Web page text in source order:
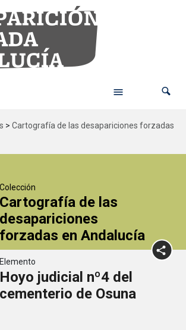
> Cartografía de las desapariciones forzadas
Colección
Cartografía de las
desapariciones
forzadas en Andalucía
Elemento
Hoyo judicial nº4 del
cementerio de Osuna